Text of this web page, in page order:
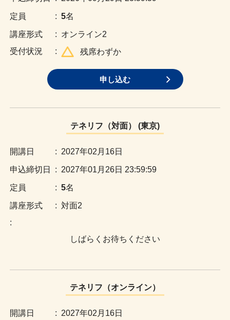
: 5名
: オンライン2
:
残席わずか
申し込む
テネリフ（対面） (東京)
: 2027年02月16日
: 2027年01月26日 23:59:59
: 5名
: 対面2
:
しばらくお待ちください
テネリフ（オンライン）
: 2027年02月16日